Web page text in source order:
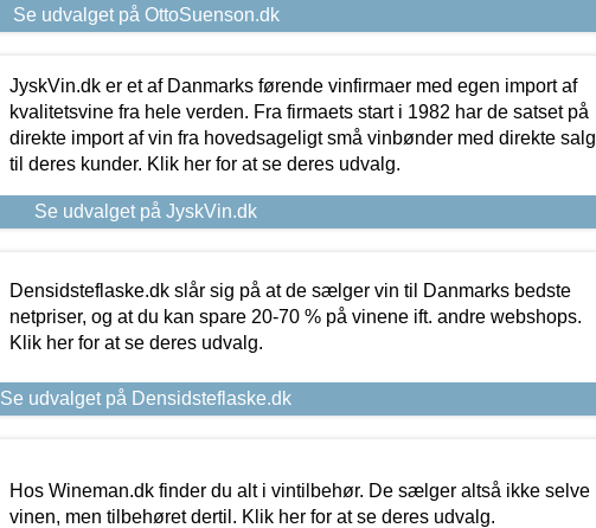
Se udvalget på OttoSuenson.dk
JyskVin.dk er et af Danmarks førende vinfirmaer med egen import af
kvalitetsvine fra hele verden. Fra firmaets start i 1982 har de satset på
direkte import af vin fra hovedsageligt små vinbønder med direkte salg
til deres kunder. Klik her for at se deres udvalg.
Se udvalget på JyskVin.dk
Densidsteflaske.dk slår sig på at de sælger vin til Danmarks bedste
netpriser, og at du kan spare 20-70 % på vinene ift. andre webshops.
Klik her for at se deres udvalg.
Se udvalget på Densidsteflaske.dk
Hos Wineman.dk finder du alt i vintilbehør. De sælger altså ikke selve
vinen, men tilbehøret dertil. Klik her for at se deres udvalg.